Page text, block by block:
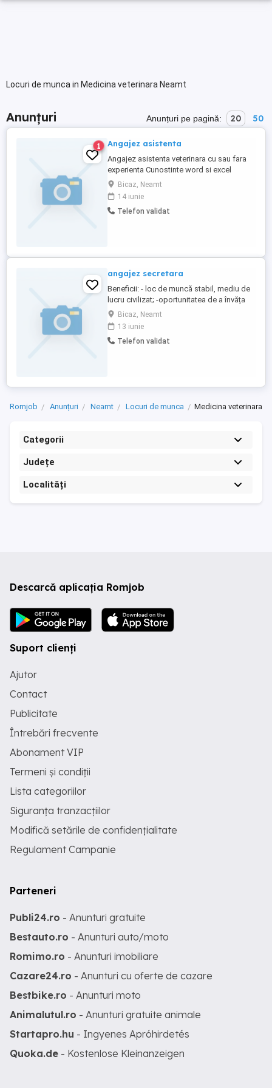
Locuri de munca in Medicina veterinara Neamt
Anunțuri Anunțuri pe pagină: 20 50
1 Angajez asistenta
Angajez asistenta veterinara cu sau fara
experienta Cunostinte word si excel
Ordonare documente Permis categoria B
CV pe email whatsapp
Bicaz, Neamt
14 iunie
Telefon validat
angajez secretara
Beneficii: - loc de muncă stabil, mediu de
lucru civilizat; -oportunitatea de a învăța
lucruri noi; -salariu competitiv, cu
posibilitatea de majorare în funcție de
experiență și responsabilități asumate; -
program zilnic 9-17, de luni până vineri.
Bicaz, Neamt
13 iunie
Telefon validat
Romjob Anunțuri Neamt Locuri de munca Medicina veterinara
Categorii
Județe
Localități
Descarcă aplicația Romjob
Suport clienți
Ajutor
Contact
Publicitate
Întrebări frecvente
Abonament VIP
Termeni și condiții
Lista categoriilor
Siguranța tranzacțiilor
Modifică setările de confidențialitate
Regulament Campanie
Parteneri
Publi24.ro - Anunturi gratuite
Bestauto.ro - Anunturi auto/moto
Romimo.ro - Anunturi imobiliare
Cazare24.ro - Anunturi cu oferte de cazare
Bestbike.ro - Anunturi moto
Animalutul.ro - Anunturi gratuite animale
Startapro.hu - Ingyenes Apróhirdetés
Quoka.de - Kostenlose Kleinanzeigen